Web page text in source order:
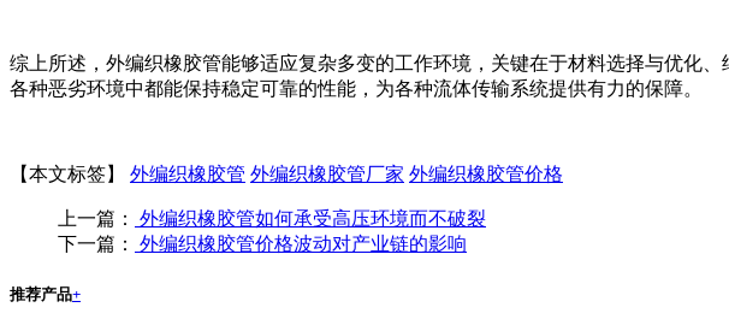
综上所述，外编织橡胶管能够适应复杂多变的工作环境，关键在于材料选择与优化
各种恶劣环境中都能保持稳定可靠的性能，为各种流体传输系统提供有力的保障。
【本文标签】 外编织橡胶管 外编织橡胶管厂家 外编织橡胶管价格
上一篇：
外编织橡胶管如何承受高压环境而不破裂
下一篇：
外编织橡胶管价格波动对产业链的影响
推荐产品+